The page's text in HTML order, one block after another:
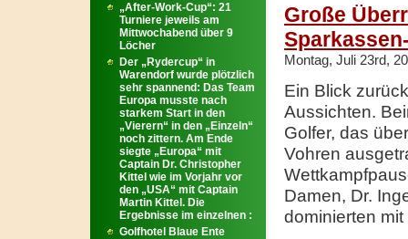
Große
Montag, Juli 23rd,
Ein Blick
Aussichten.
Golfer, das
Vohren
Damen, Dr.
dominierten
„After-Work-Cup“: 21
Turniere jeweils am
Mittwochabend über 9
Löcher
Der „Rydercup“ in
Warendorf wurde plötzlich
sehr spannend: Das Team
Europa musste nach
starkem Start in den
„Vierern“ in den „Einzeln“
noch zittern. Am Ende
siegte „Europa“ mit
Captain Dr. Christopher
Kittel wie im Vorjahr vor
den „USA“ mit Captain
Martin Kittel. Die
Ergebnisse im einzelnen :
Golfhotel Blaue Ente